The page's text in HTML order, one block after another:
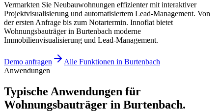
Vermarkten Sie Neubauwohnungen effizienter mit interaktiver
Projektvisualisierung und automatisiertem Lead-Management. Von
der ersten Anfrage bis zum Notartermin. Innoflat bietet
Wohnungsbauträger in Burtenbach moderne
Immobilienvisualisierung und Lead-Management.
Demo anfragen
Alle Funktionen in Burtenbach
Anwendungen
Typische Anwendungen für
Wohnungsbauträger in Burtenbach.